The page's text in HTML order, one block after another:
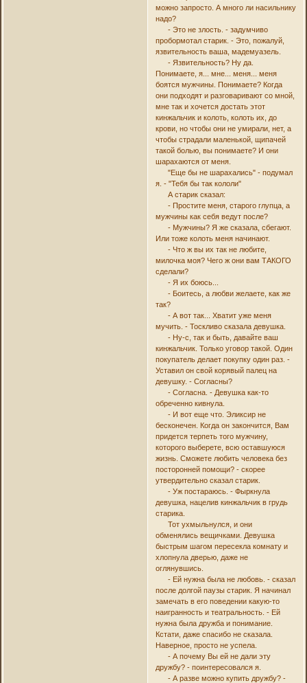
можно запросто. А много ли насильнику
надо?
- Это не злость. - задумчиво
пробормотал старик. - Это, пожалуй,
язвительность ваша, мадемуазель.
- Язвительность? Ну да.
Понимаете, я... мне... меня... меня
боятся мужчины. Понимаете? Когда
они подходят и разговаривают со мной,
мне так и хочется достать этот
кинжальчик и колоть, колоть их, до
крови, но чтобы они не умирали, нет, а
чтобы страдали маленькой, щипачей
такой болью, вы понимаете? И они
шарахаются от меня.
"Еще бы не шарахались" - подумал
я. - "Тебя бы так кололи"
А старик сказал:
- Простите меня, старого глупца, а
мужчины как себя ведут после?
- Мужчины? Я же сказала, сбегают.
Или тоже колоть меня начинают.
- Что ж вы их так не любите,
милочка моя? Чего ж они вам ТАКОГО
сделали?
- Я их боюсь...
- Боитесь, а любви желаете, как же
так?
- А вот так... Хватит уже меня
мучить. - Тоскливо сказала девушка.
- Ну-с, так и быть, давайте ваш
кинжальчик. Только уговор такой. Один
покупатель делает покупку один раз. -
Уставил он свой корявый палец на
девушку. - Согласны?
- Согласна. - Девушка как-то
обреченно кивнула.
- И вот еще что. Эликсир не
бесконечен. Когда он закончится, Вам
придется терпеть того мужчину,
которого выберете, всю оставшуюся
жизнь. Сможете любить человека без
посторонней помощи? - скорее
утвердительно сказал старик.
- Уж постараюсь. - Фыркнула
девушка, нацелив кинжальчик в грудь
старика.
Тот ухмыльнулся, и они
обменялись вещичками. Девушка
быстрым шагом пересекла комнату и
хлопнула дверью, даже не
оглянувшись.
- Ей нужна была не любовь. - сказал
после долгой паузы старик. Я начинал
замечать в его поведении какую-то
наигранность и театральность. - Ей
нужна была дружба и понимание.
Кстати, даже спасибо не сказала.
Наверное, просто не успела.
- А почему Вы ей не дали эту
дружбу? - поинтересовался я.
- А разве можно купить дружбу? -